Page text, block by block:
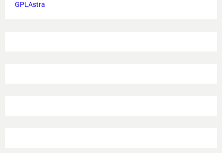
GPLAstra